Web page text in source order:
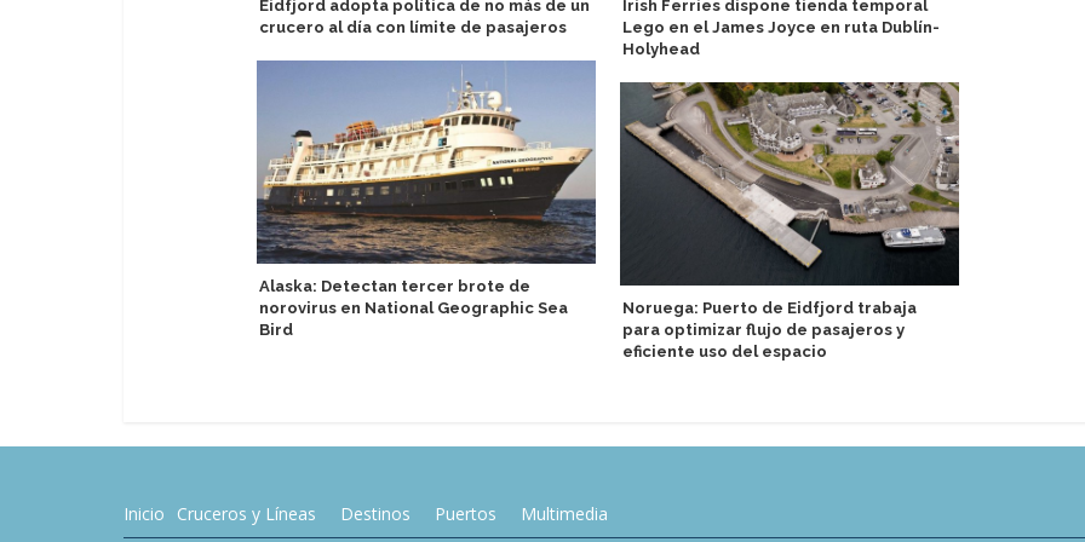
Eidfjord adopta política de no más de un
crucero al día con límite de pasajeros
Alaska: Detectan tercer brote de
norovirus en National Geographic Sea
Bird
Irish Ferries dispone tienda temporal
Lego en el James Joyce en ruta Dublín-
Holyhead
Noruega: Puerto de Eidfjord trabaja
para optimizar flujo de pasajeros y
eficiente uso del espacio
Inicio Cruceros y Líneas Destinos Puertos Multimedia